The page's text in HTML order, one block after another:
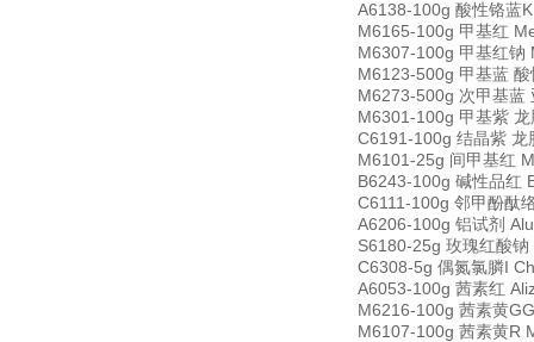
A6138-100g 酸性铬蓝
M6165-100g 甲基红
M6307-100g 甲基红钠
M6123-500g 甲基蓝
M6273-500g 次甲基蓝
M6301-100g 甲基紫
C6191-100g 结晶紫
M6101-25g 间甲基红
B6243-100g 碱性品红
C6111-100g 邻甲酚酞
A6206-100g 铝试剂
S6180-25g 玫瑰红酸
C6308-5g 偶氮氯膦I
A6053-100g 茜素红
M6216-100g 茜素黄
M6107-100g 茜素黄R